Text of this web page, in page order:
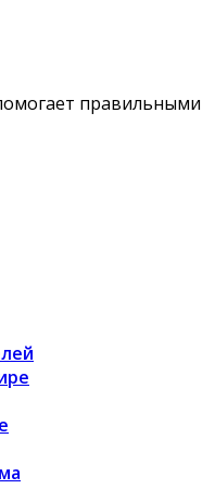
правильными